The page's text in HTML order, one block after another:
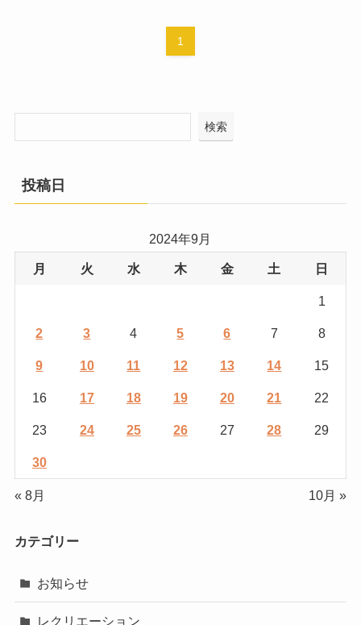
1
検索
投稿日
2024年9月
月 火 水 木 金 土 日
1
2 3 4 5 6 7 8
9 10 11 12 13 14 15
16 17 18 19 20 21 22
23 24 25 26 27 28 29
30
« 8月 10月 »
カテゴリー
お知らせ
レクリエーション